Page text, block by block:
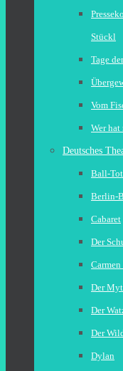
Stückl
Tage
Vom
Wer hat
Deutsches
Ball-
Berlin-
Cabaret
Der
Carmen
Der
Der
Der
Dylan